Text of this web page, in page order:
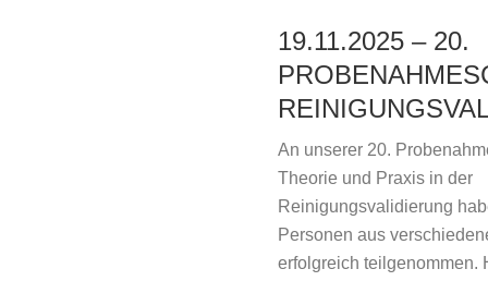
19.11.2025 – 20.
An unserer 20.
Theorie und Praxis in der
Reinigungsvalidierung
Personen aus
erfolgreich teilgenommen.